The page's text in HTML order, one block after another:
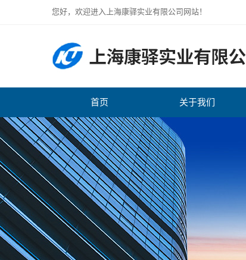
您好，欢迎进入上海康驿实业有限公司网站！
首页 关于我们